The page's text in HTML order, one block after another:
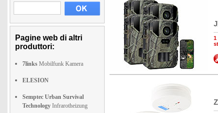
Pagine web di altri
produttori:
7links Mobilfunk Kamera
ELESION
Semptec Urban Survival
Technology Infrarotheizung
1